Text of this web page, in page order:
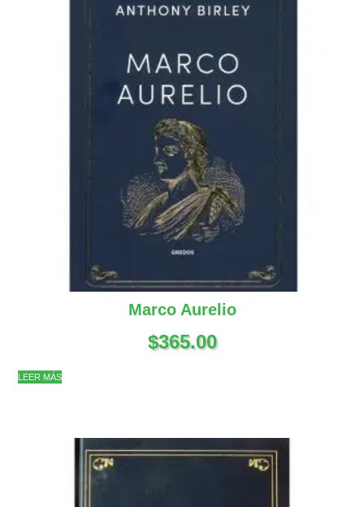
Marco Aurelio
$365.00
LEER MÁS